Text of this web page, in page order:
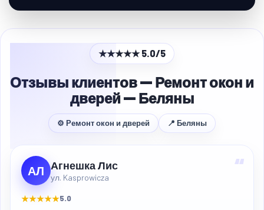
★★★★★ 5.0/5
Отзывы клиентов — Ремонт окон и
дверей — Беляны
⚙ Ремонт окон и дверей 📍 Беляны
“
АЛ Агнешка Лис
ул. Kasprowicza
★★★★★5.0